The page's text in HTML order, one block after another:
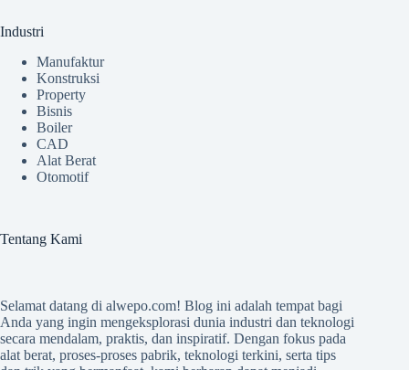
Industri
Manufaktur
Konstruksi
Property
Bisnis
Boiler
CAD
Alat Berat
Otomotif
Tentang Kami
Selamat datang di alwepo.com! Blog ini adalah tempat bagi
Anda yang ingin mengeksplorasi dunia industri dan teknologi
secara mendalam, praktis, dan inspiratif. Dengan fokus pada
alat berat, proses-proses pabrik, teknologi terkini, serta tips